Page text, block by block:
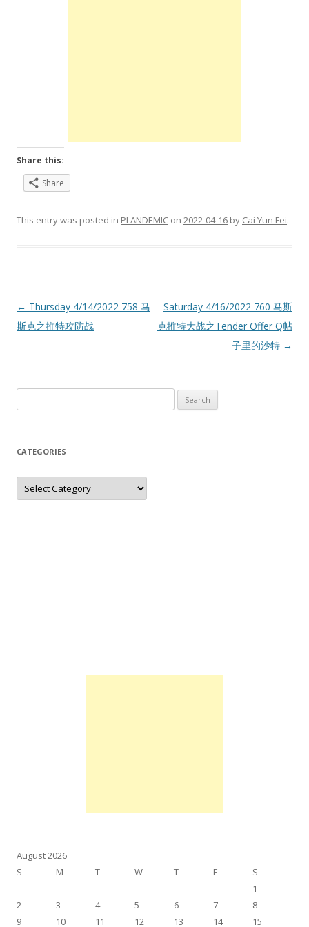
Share this:
Share
This entry was posted in PLANDEMIC on 2022-04-16 by Cai Yun Fei.
Post
← Thursday 4/14/2022 758 马
斯克之推特攻防战
Saturday 4/16/2022 760 马斯
克推特大战之Tender Offer Q帖
子里的沙特 →
for:
CATEGORIES
Categories
August 2026
S
M T W T F
S
1
2
3 4 5 6 7
8
9
10 11 12 13 14 15